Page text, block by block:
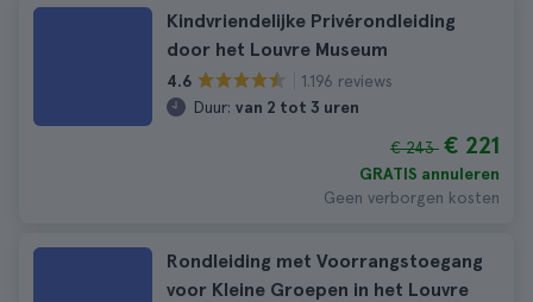
Kindvriendelijke Privérondleiding
door het Louvre Museum
4.6
1.196 reviews
Duur: van 2 tot 3 uren
€ 243 € 221
GRATIS annuleren
Geen verborgen kosten
Rondleiding met Voorrangstoegang
voor Kleine Groepen in het Louvre